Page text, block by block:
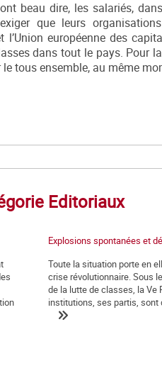
beau dire, les salariés,
que leurs
l’Union européenne des
dans tout le pays. Pour
tous ensemble, au même
Editoriaux
Explosions spontanées et
Toute la situation porte en
crise révolutionnaire. Sous
de la lutte de classes, la Ve
institutions, ses partis, sont